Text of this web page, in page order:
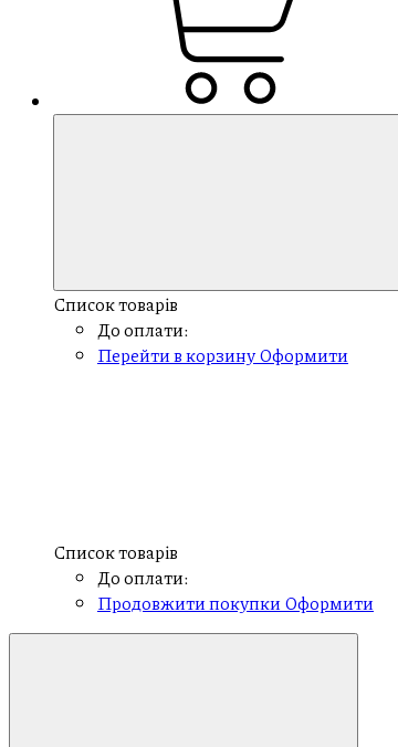
Список товарів
До оплати:
Перейти в корзинуОформити
Список товарів
До оплати:
Продовжити покупкиОформити